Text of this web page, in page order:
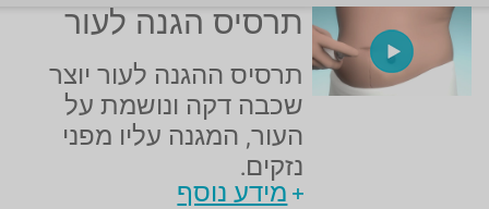
תרסיס הגנה לעור
תרסיס ההגנה לעור יוצר
שכבה דקה ונושמת על
העור, המגנה עליו מפני
נזקים.
מידע נוסף